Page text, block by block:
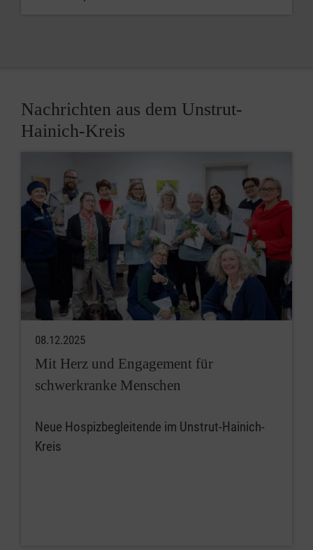
Nachrichten aus dem Unstrut-
Hainich-Kreis
08.12.2025
Mit Herz und Engagement für
schwerkranke Menschen
Neue Hospizbegleitende im Unstrut-Hainich-
Kreis